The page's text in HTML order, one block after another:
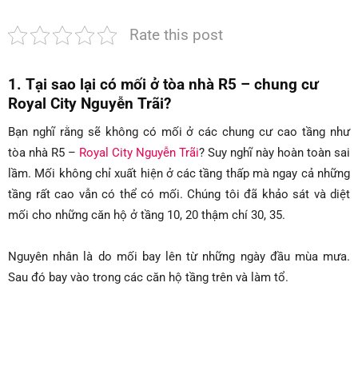
Rate this post
1. Tại sao lại có mối ở tòa nhà R5 – chung cư
Royal City Nguyễn Trãi?
Bạn nghĩ rằng sẽ không có mối ở các chung cư cao tầng như
tòa nhà R5 – Royal City Nguyễn Trãi? Suy nghĩ này hoàn toàn sai
lầm. Mối không chỉ xuất hiện ở các tầng thấp mà ngay cả những
tầng rất cao vẫn có thể có mối. Chúng tôi đã khảo sát và diệt
mối cho những căn hộ ở tầng 10, 20 thậm chí 30, 35.
Nguyên nhân là do mối bay lên từ những ngày đầu mùa mưa.
Sau đó bay vào trong các căn hộ tầng trên và làm tổ.